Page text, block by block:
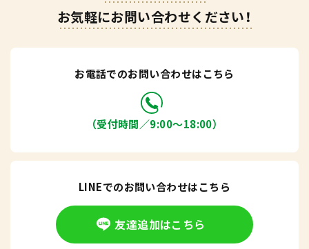
お気軽にお問い合わせください！
お電話でのお問い合わせはこちら
（受付時間／9:00〜18:00）
LINEでのお問い合わせはこちら
友達追加はこちら